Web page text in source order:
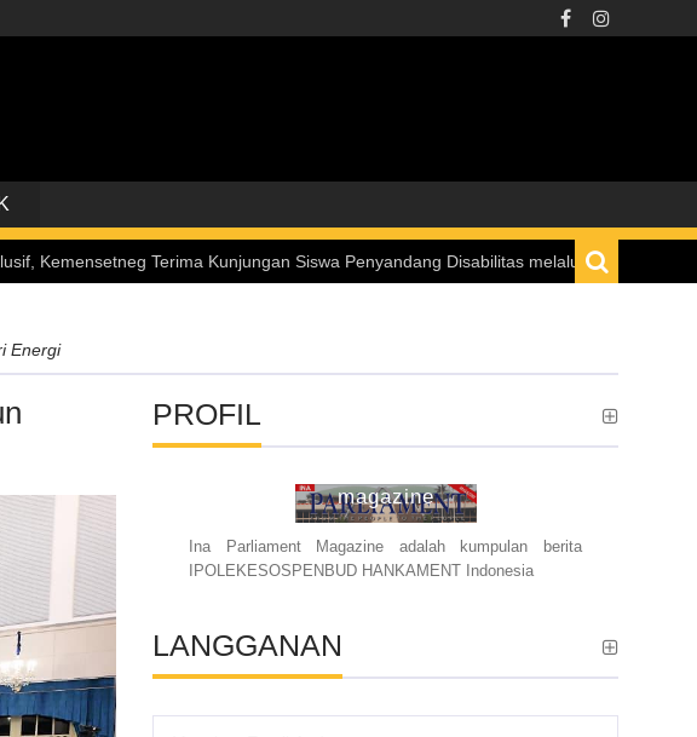
Terima Kunjungan Siswa Penyandang Disabilitas melalui Program “Istana untuk
Energi
PROFIL
magazine
Ina Parliament Magazine adalah kumpulan berita
IPOLEKESOSPENBUD HANKAMENT Indonesia
LANGGANAN